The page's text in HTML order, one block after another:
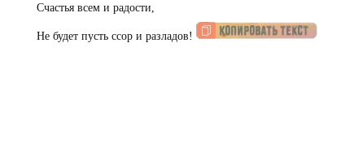
Счастья всем и радости,
Не будет пусть ссор и разладов!